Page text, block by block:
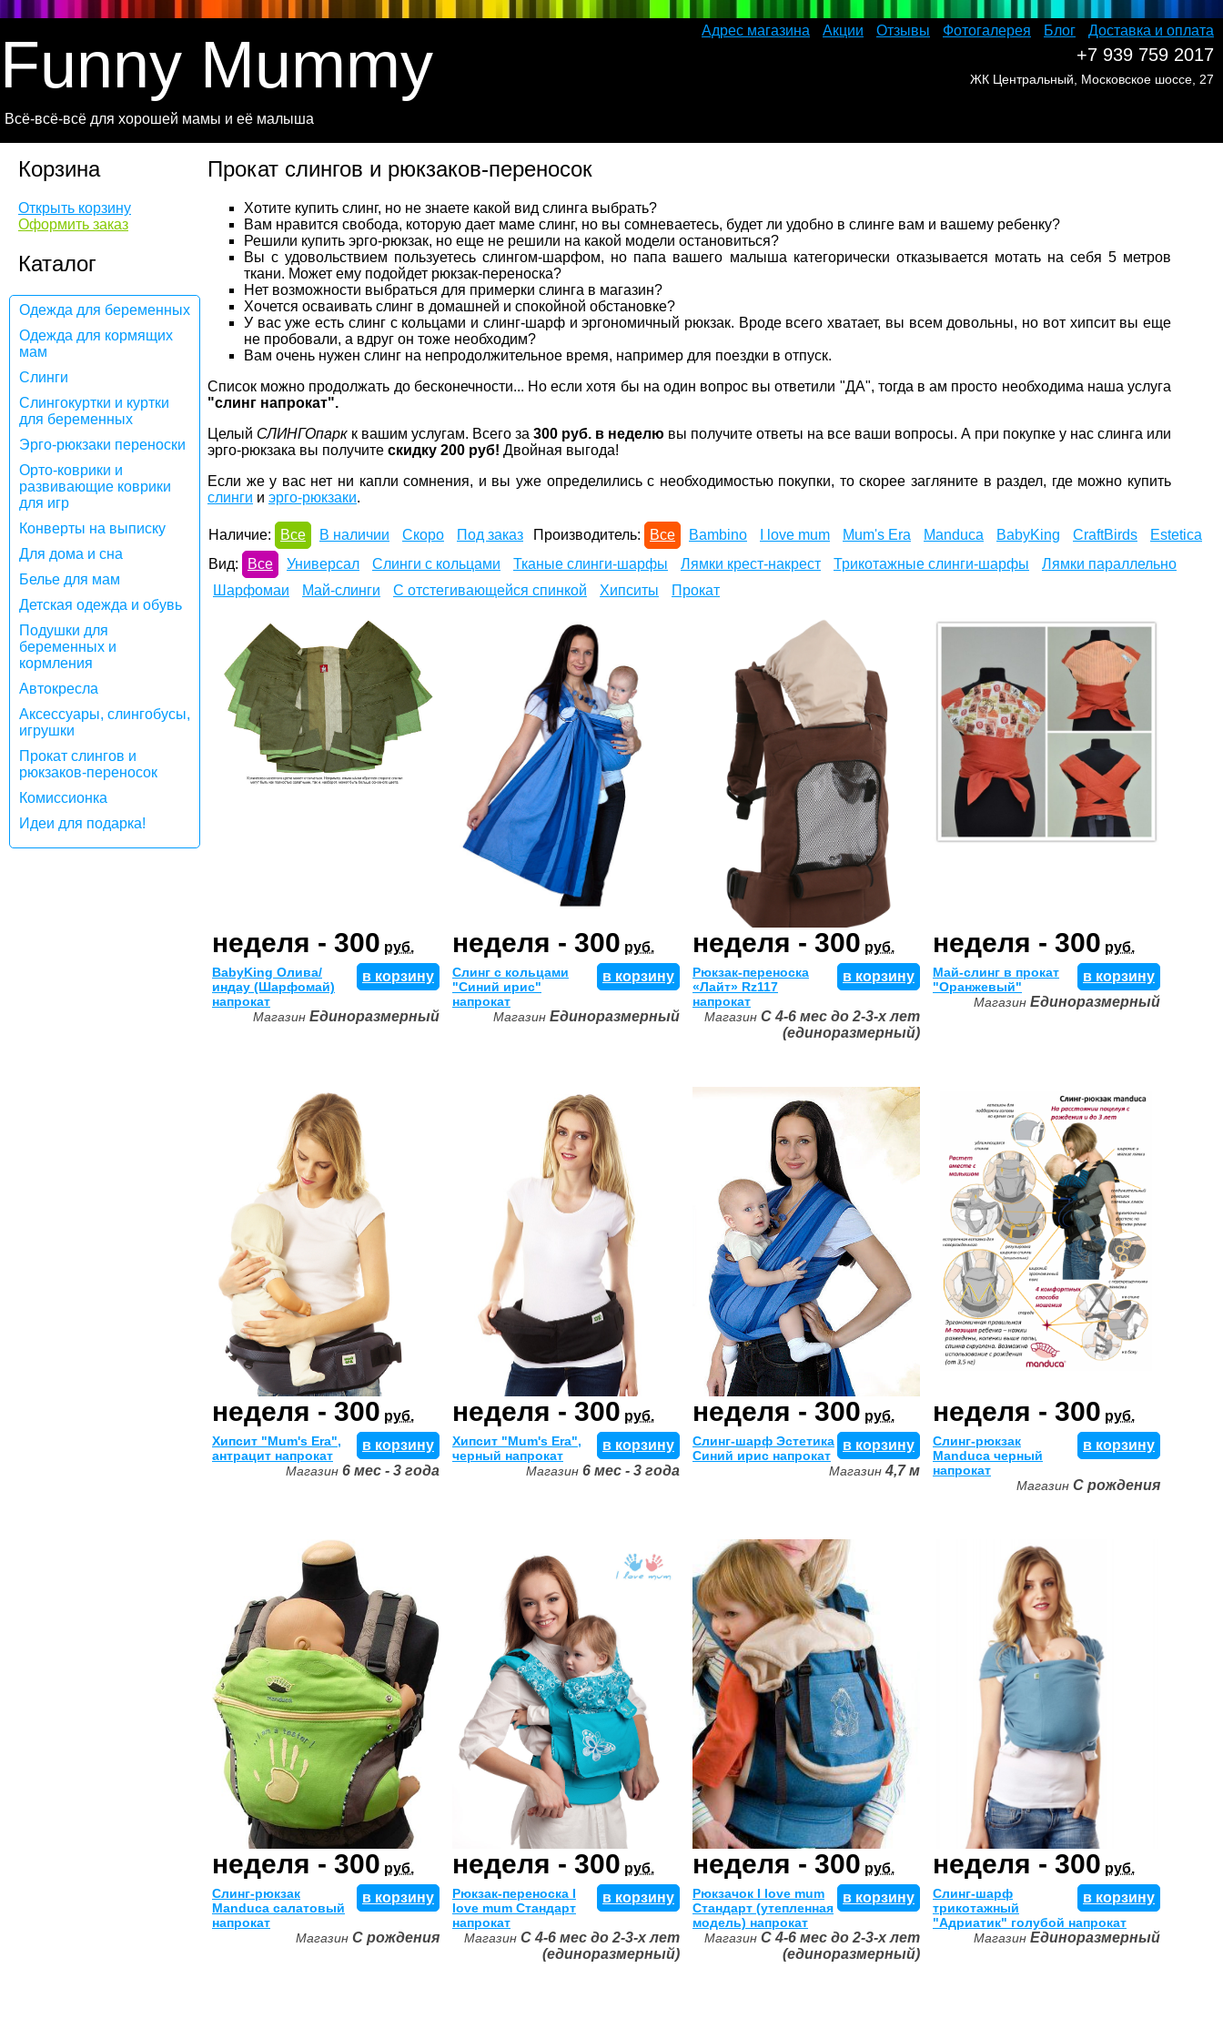
Адрес магазина Акции Отзывы Фотогалерея Блог Доставка и оплата
Funny Mummy
Всё-всё-всё для хорошей мамы и её малыша
Корзина
Открыть корзину
Оформить заказ
Каталог
Одежда для беременных
Одежда для кормящих
мам
Слинги
Слингокуртки и куртки
для беременных
Эрго-рюкзаки переноски
Орто-коврики и
развивающие коврики
для игр
Конверты на выписку
Для дома и сна
Белье для мам
Детская одежда и обувь
Подушки для
беременных и
кормления
Автокресла
Аксессуары, слингобусы,
игрушки
Прокат слингов и
рюкзаков-переносок
Комиссионка
Идеи для подарка!
Прокат слингов и рюкзаков-переносок
Хотите купить слинг, но не знаете какой вид слинга выбрать?
Вам нравится свобода, которую дает маме слинг, но вы сомневаетесь, будет ли удобно в слинге вам и вашему ребенку?
Решили купить эрго-рюкзак, но еще не решили на какой модели остановиться?
Вы с удовольствием пользуетесь слингом-шарфом, но папа вашего малыша категорически отказывается мотать на себя 5 метров
ткани. Может ему подойдет рюкзак-переноска?
Нет возможности выбраться для примерки слинга в магазин?
Хочется осваивать слинг в домашней и спокойной обстановке?
У вас уже есть слинг с кольцами и слинг-шарф и эргономичный рюкзак. Вроде всего хватает, вы всем довольны, но вот хипсит вы еще
не пробовали, а вдруг он тоже необходим?
Вам очень нужен слинг на непродолжительное время, например для поездки в отпуск.
Список можно продолжать до бесконечности... Но если хотя бы на один вопрос вы ответили "ДА", тогда в ам просто необходима наша услуга
"слинг напрокат".
Целый СЛИНГОпарк к вашим услугам. Всего за 300 руб. в неделю вы получите ответы на все ваши вопросы. А при покупке у нас слинга или
эрго-рюкзака вы получите скидку 200 руб! Двойная выгода!
Если же у вас нет ни капли сомнения, и вы уже определились с необходимостью покупки, то скорее загляните в раздел, где можно купить
слинги и эрго-рюкзаки.
Наличие: Все В наличии Скоро Под заказ Производитель: Все Bambino I love mum Mum's Era Manduca BabyKing CraftBirds
Estetica
Вид:
Все Универсал Слинги с кольцами Тканые слинги-шарфы Лямки крест-накрест Трикотажные слинги-шарфы
Лямки параллельно
Шарфомаи
Май-слинги С отстегивающейся спинкой Хипситы Прокат
неделя - 300 руб.
в корзину
BabyKing Олива/
индау (Шарфомай)
напрокат
Магазин Единоразмерный
неделя - 300 руб.
в корзину
Слинг с кольцами
"Синий ирис"
напрокат
Магазин Единоразмерный
неделя - 300 руб.
в корзину
Рюкзак-переноска
«Лайт» Rz117
напрокат
Магазин С 4-6 мес до 2-3-х лет
(единоразмерный)
неделя - 300 руб.
в корзину
Май-слинг в прокат
"Оранжевый"
Магазин Единоразмерный
неделя - 300 руб.
в корзину
Хипсит "Mum's Era",
антрацит напрокат
Магазин 6 мес - 3 года
неделя - 300 руб.
в корзину
Хипсит "Mum's Era",
черный напрокат
Магазин 6 мес - 3 года
неделя - 300 руб.
в корзину
Слинг-шарф Эстетика
Синий ирис напрокат
Магазин4,7 м
неделя - 300 руб.
в корзину
Слинг-рюкзак
Manduca черный
напрокат
Магазин С рождения
неделя - 300 руб.
в корзину
Слинг-рюкзак
Manduca салатовый
напрокат
Магазин С рождения
неделя - 300 руб.
в корзину
Рюкзак-переноска I
love mum Стандарт
напрокат
Магазин С 4-6 мес до 2-3-х лет
(единоразмерный)
неделя - 300 руб.
в корзину
Рюкзачок I love mum
Стандарт (утепленная
модель) напрокат
Магазин С 4-6 мес до 2-3-х лет
(единоразмерный)
неделя - 300 руб.
в корзину
Слинг-шарф
трикотажный
"Адриатик" голубой напрокат
Магазин Единоразмерный
+7 939 759 2017
ЖК Центральный, Московское шоссе, 27